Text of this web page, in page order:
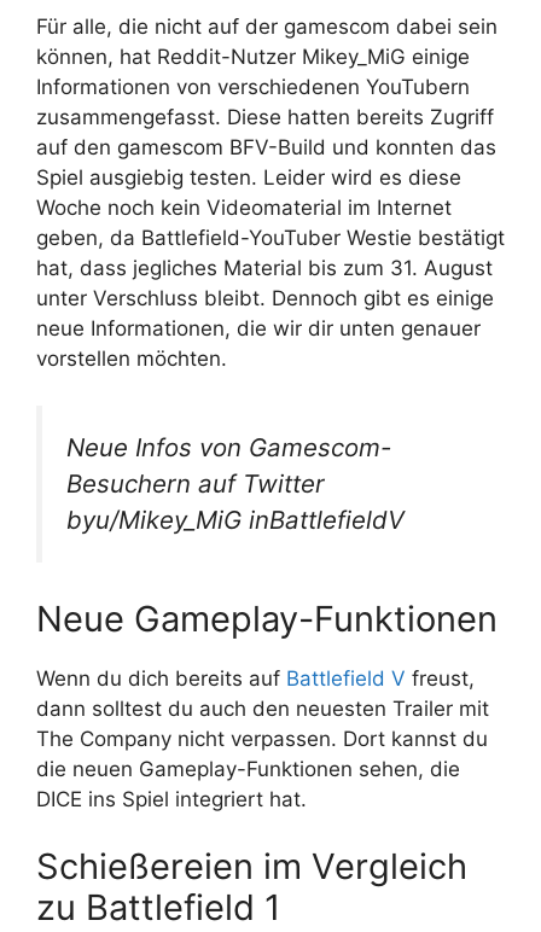
Für alle, die nicht auf der gamescom dabei sein
können, hat Reddit-Nutzer Mikey_MiG einige
Informationen von verschiedenen YouTubern
zusammengefasst. Diese hatten bereits Zugriff
auf den gamescom BFV-Build und konnten das
Spiel ausgiebig testen. Leider wird es diese
Woche noch kein Videomaterial im Internet
geben, da Battlefield-YouTuber Westie bestätigt
hat, dass jegliches Material bis zum 31. August
unter Verschluss bleibt. Dennoch gibt es einige
neue Informationen, die wir dir unten genauer
vorstellen möchten.
Neue Infos von Gamescom-
Besuchern auf Twitter
byu/Mikey_MiG inBattlefieldV
Neue Gameplay-Funktionen
Wenn du dich bereits auf Battlefield V freust,
dann solltest du auch den neuesten Trailer mit
The Company nicht verpassen. Dort kannst du
die neuen Gameplay-Funktionen sehen, die
DICE ins Spiel integriert hat.
Schießereien im Vergleich
zu Battlefield 1